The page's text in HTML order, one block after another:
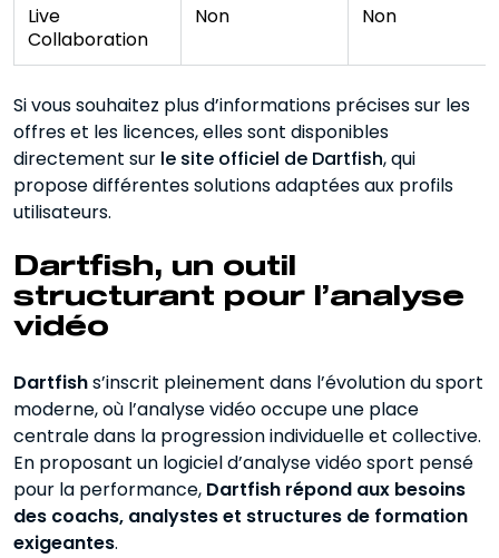
Live
Collaboration
Non Non
Si vous souhaitez plus d’informations précises sur les
offres et les licences, elles sont disponibles
directement sur le site officiel de Dartfish, qui
propose différentes solutions adaptées aux profils
utilisateurs.
Dartfish, un outil
structurant pour l’analyse
vidéo
Dartfishs’inscrit pleinement dans l’évolution du sport
moderne, où l’analyse vidéo occupe une place
centrale dans la progression individuelle et collective.
En proposant un logiciel d’analyse vidéo sport pensé
pour la performance, Dartfish répond aux besoins
des coachs, analystes et structures de formation
exigeantes.